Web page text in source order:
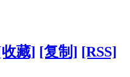
藏] [复制] [RSS]